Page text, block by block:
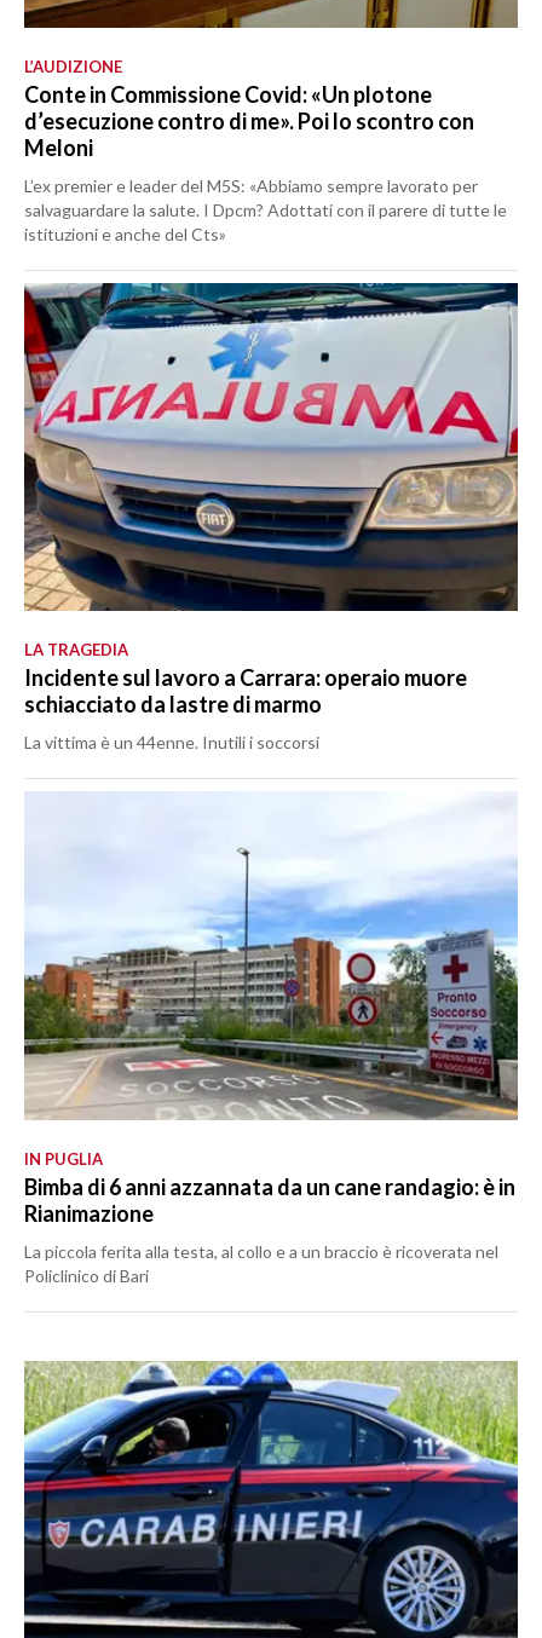
L’AUDIZIONE
Conte in Commissione Covid: «Un plotone
d’esecuzione contro di me». Poi lo scontro con
Meloni
L’ex premier e leader del M5S: «Abbiamo sempre lavorato per
salvaguardare la salute. I Dpcm? Adottati con il parere di tutte le
istituzioni e anche del Cts»
LA TRAGEDIA
Incidente sul lavoro a Carrara: operaio muore
schiacciato da lastre di marmo
La vittima è un 44enne. Inutili i soccorsi
IN PUGLIA
Bimba di 6 anni azzannata da un cane randagio: è in
Rianimazione
La piccola ferita alla testa, al collo e a un braccio è ricoverata nel
Policlinico di Bari